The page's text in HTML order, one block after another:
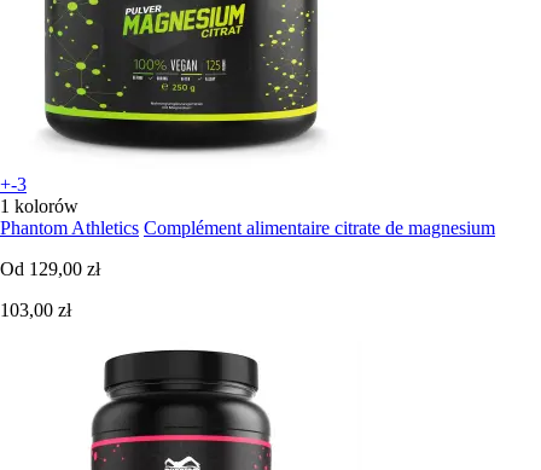
+-3
1 kolorów
Phantom Athletics Complément alimentaire citrate de magnesium
Od 129,00 zł
103,00 zł